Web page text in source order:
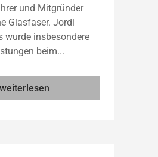
und Mitgründer
Glasfaser. Jordi
wurde insbesondere
beim...
weiterlesen